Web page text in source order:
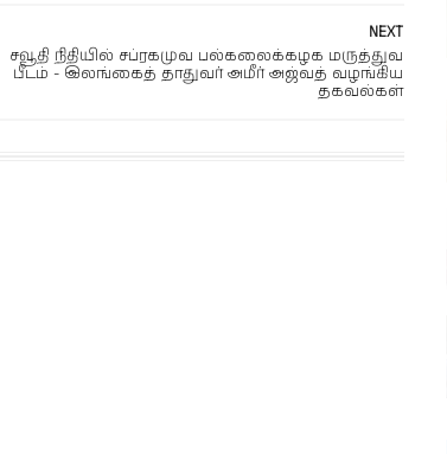
NEXT
சவூதி நிதியில் சப்ரகமுவ பல்கலைக்கழக மருத்துவ
பீடம் - இலங்கைத் தாதுவர் அமீர் அஜ்வத் வழங்கிய
தகவல்கள்